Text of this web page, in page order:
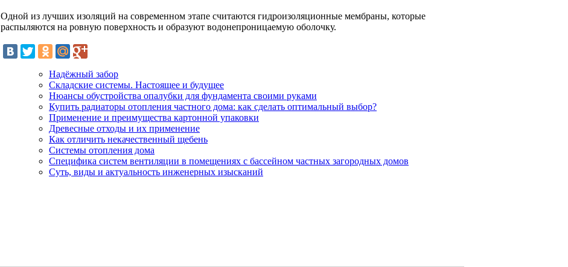
Одной из лучших изоляций на современном этапе считаются гидроизоляционные мембраны, которые
распыляются на ровную поверхность и образуют водонепроницаемую оболочку.
Надёжный забор
Складские системы. Настоящее и будущее
Нюансы обустройства опалубки для фундамента своими руками
Купить радиаторы отопления частного дома: как сделать оптимальный выбор?
Применение и преимущества картонной упаковки
Древесные отходы и их применение
Как отличить некачественный щебень
Системы отопления дома
Специфика систем вентиляции в помещениях с бассейном частных загородных домов
Суть, виды и актуальность инженерных изысканий